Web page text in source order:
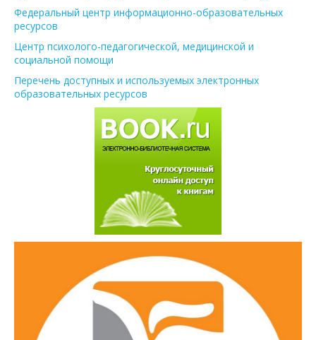
Федеральный центр информационно-образовательных
ресурсов
Центр психолого-педагогической, медицинской и
социальной помощи
Перечень доступных и используемых электронных
образовательных ресурсов